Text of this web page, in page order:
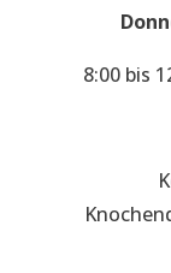
8:00 bis